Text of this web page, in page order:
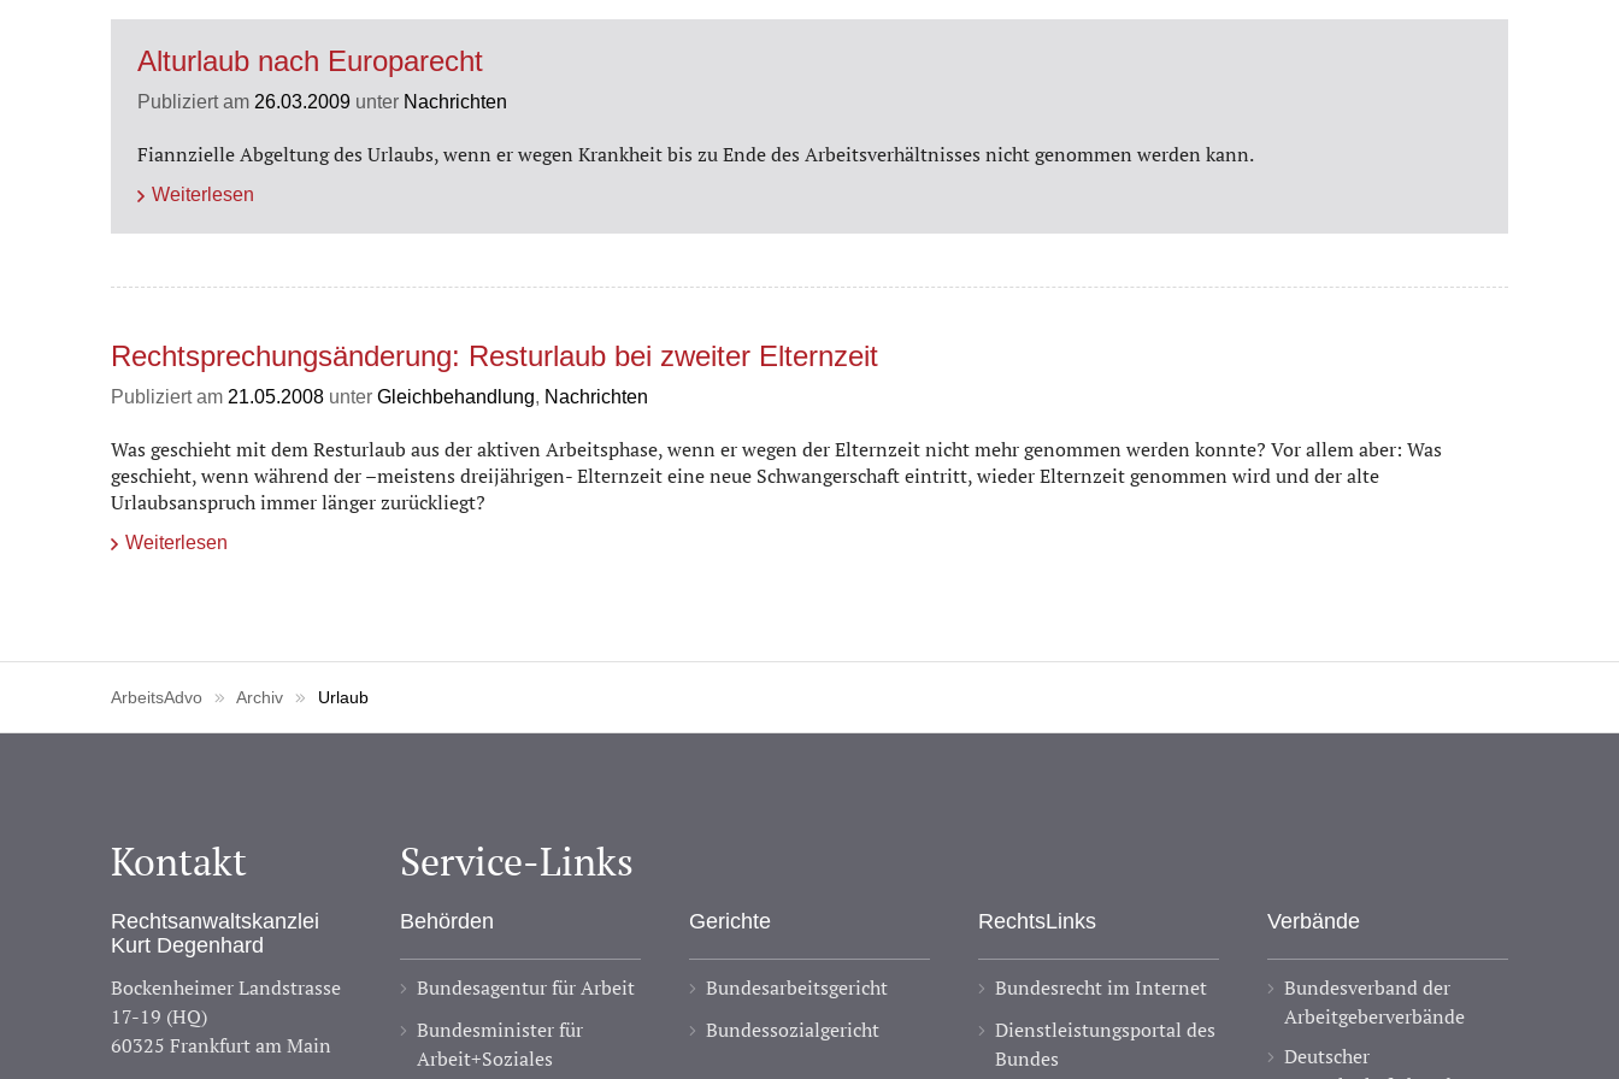
Alturlaub nach Europarecht
Publiziert am 26.03.2009 unter Nachrichten
Fiannzielle Abgeltung des Urlaubs, wenn er wegen Krankheit bis zu Ende des Arbeitsverhältnisses nicht genommen werden kann.
Weiterlesen
Rechtsprechungsänderung: Resturlaub bei zweiter Elternzeit
Publiziert am 21.05.2008 unter Gleichbehandlung, Nachrichten
Was geschieht mit dem Resturlaub aus der aktiven Arbeitsphase, wenn er wegen der Elternzeit nicht mehr genommen werden konnte? Vor allem aber: Was
geschieht, wenn während der –meistens dreijährigen- Elternzeit eine neue Schwangerschaft eintritt, wieder Elternzeit genommen wird und der alte
Urlaubsanspruch immer länger zurückliegt?
Weiterlesen
ArbeitsAdvo Archiv Urlaub
Kontakt
Rechtsanwaltskanzlei
Kurt Degenhard
Bockenheimer Landstrasse
17-19 (HQ)
60325 Frankfurt am Main
Service-Links
Behörden
Bundesagentur für Arbeit
Bundesminister für
Arbeit+Soziales
Gerichte
Bundesarbeitsgericht
Bundessozialgericht
RechtsLinks
Bundesrecht im Internet
Dienstleistungsportal des
Bundes
Verbände
Bundesverband der
Arbeitgeberverbände
Deutscher